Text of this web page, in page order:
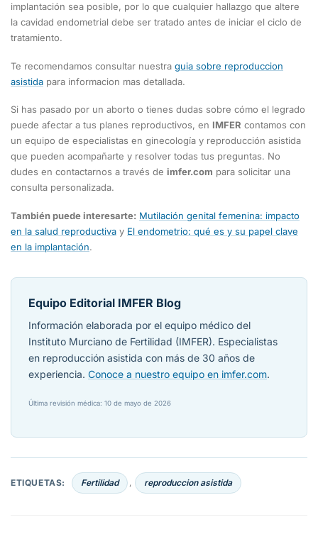
implantación sea posible, por lo que cualquier hallazgo que altere
la cavidad endometrial debe ser tratado antes de iniciar el ciclo de
tratamiento.
Te recomendamos consultar nuestra guia sobre reproduccion
asistida para informacion mas detallada.
Si has pasado por un aborto o tienes dudas sobre cómo el legrado
puede afectar a tus planes reproductivos, en IMFER contamos con
un equipo de especialistas en ginecología y reproducción asistida
que pueden acompañarte y resolver todas tus preguntas. No
dudes en contactarnos a través de imfer.com para solicitar una
consulta personalizada.
También puede interesarte: Mutilación genital femenina: impacto
en la salud reproductiva y El endometrio: qué es y su papel clave
en la implantación.
Equipo Editorial IMFER Blog
Información elaborada por el equipo médico del
Instituto Murciano de Fertilidad (IMFER). Especialistas
en reproducción asistida con más de 30 años de
experiencia. Conoce a nuestro equipo en imfer.com.
Última revisión médica: 10 de mayo de 2026
ETIQUETAS: Fertilidad , reproduccion asistida